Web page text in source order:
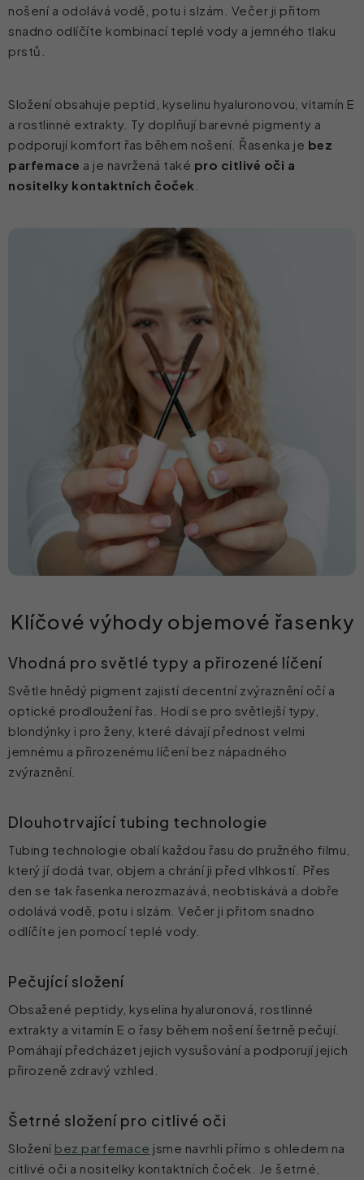
nošení a odolává vodě, potu i slzám. Večer ji přitom
snadno odlíčíte kombinací teplé vody a jemného tlaku
prstů.
Složení obsahuje peptid, kyselinu hyaluronovou, vitamín E
a rostlinné extrakty. Ty doplňují barevné pigmenty a
podporují komfort řas během nošení. Řasenka je bez
parfemace a je navržená také pro citlivé oči a
nositelky kontaktních čoček
Klíčové výhody objemové řasenky
Vhodná pro světlé typy a přirozené líčení
Světle hnědý pigment zajistí decentní zvýraznění očí a
optické prodloužení řas. Hodí se pro světlejší typy,
blondýnky i pro ženy, které dávají přednost velmi
jemnému a přirozenému líčení bez nápadného
zvýraznění.
Dlouhotrvající tubing technologie
Tubing technologie obalí každou řasu do pružného filmu,
který jí dodá tvar, objem a chrání ji před vlhkostí. Přes
den se tak řasenka nerozmazává, neobtiskává a dobře
odolává vodě, potu i slzám. Večer ji přitom snadno
odlíčíte jen pomocí teplé vody.
Pečující složení
Obsažené peptidy, kyselina hyaluronová, rostlinné
extrakty a vitamín E o řasy během nošení šetrně pečují.
Pomáhají předcházet jejich vysušování a podporují jejich
přirozeně zdravý vzhled.
Šetrné složení pro citlivé oči
Složení bez parfemace jsme navrhli přímo s ohledem na
citlivé oči a nositelky kontaktních čoček. Je šetrné,